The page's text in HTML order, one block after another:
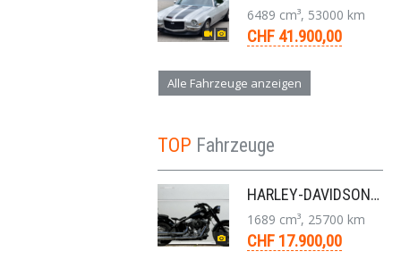
6489 cm³, 53000 km
CHF 41.900,00
Alle Fahrzeuge anzeigen
TOP Fahrzeuge
HARLEY-DAVIDSON FLS Softail Slim ABS Chopper 6-Gang 2013
1689 cm³, 25700 km
CHF 17.900,00